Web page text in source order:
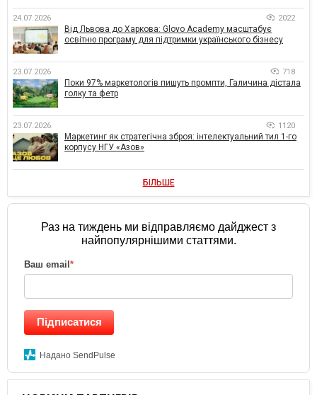
24.07.2026 2022
Від Львова до Харкова: Glovo Academy масштабує
освітню програму для підтримки українського бізнесу
23.07.2026 718
Поки 97% маркетологів пишуть промпти, Галичина дістала
голку та фетр
23.07.2026 1120
Маркетинг як стратегічна зброя: інтелектуальний тил 1-го
корпусу НГУ «Азов»
БІЛЬШЕ
Раз на тиждень ми відправляємо дайджест з
найпопулярнішими статтями.
Ваш email*
Підписатися
Надано SendPulse